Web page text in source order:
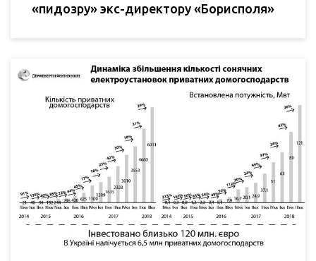
«пидозру» экс-директору «Борисполя»